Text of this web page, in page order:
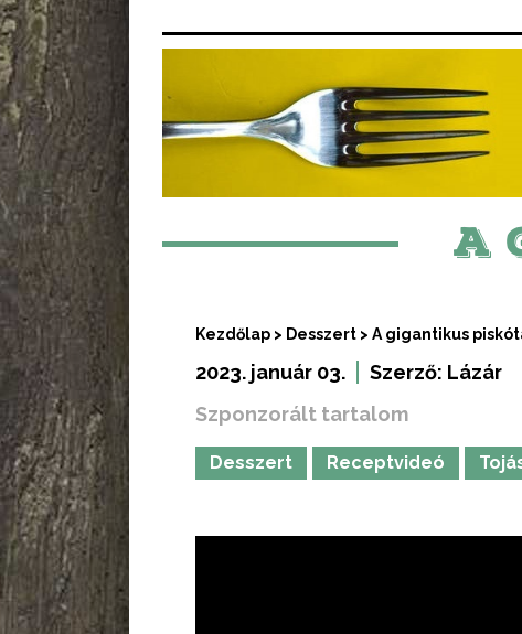
A
Kezdőlap > Desszert > A gigantikus
2023. január 03. Szerző: Lázár
Szponzorált tartalom
Desszert Receptvideó